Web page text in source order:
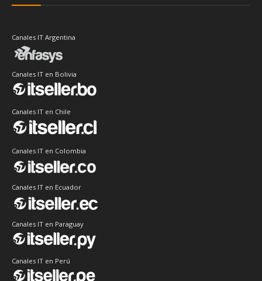
Canales IT Argentina
Canales IT en Bolivia
Canales IT en Chile
Canales IT en Colombia
Canales IT en Ecuador
Canales IT en Paraguay
Canales IT en Perú